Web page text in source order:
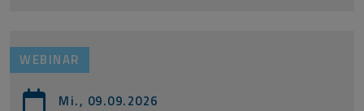
WEBINAR
Mi., 09.09.2026